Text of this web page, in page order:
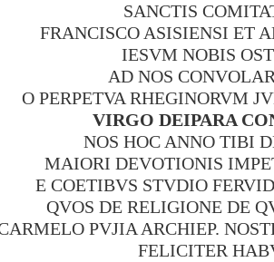
SANCTIS
FRANCISCO ASISIENSI ET
IESVM NOBIS
AD NOS
O PERPETVA RHEGINORVM
VIRGO DEIPARA
NOS HOC ANNO TIBI
MAIORI DEVOTIONIS
E COETIBVS STVDIO
QVOS DE RELIGIONE DE
PVJIA ARCHIEP.
FELICITER